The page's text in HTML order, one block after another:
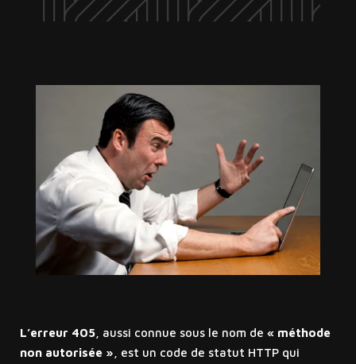
L’erreur 405, aussi connue sous le nom de « méthode
non autorisée » , est un code de statut HTTP qui